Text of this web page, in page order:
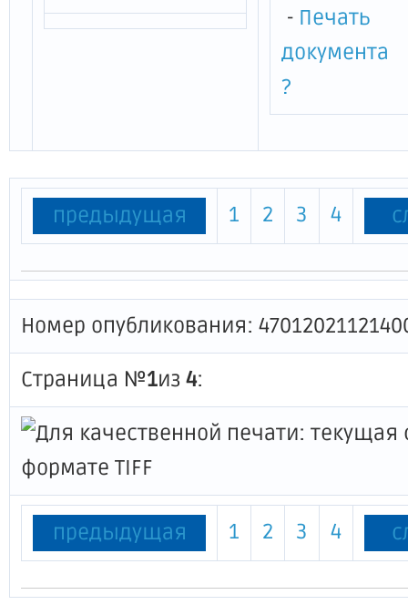
- Печать
документа
?
предыдущая 1 2 3 4
Номер опубликования:
Страница №1из 4:
предыдущая 1 2 3 4